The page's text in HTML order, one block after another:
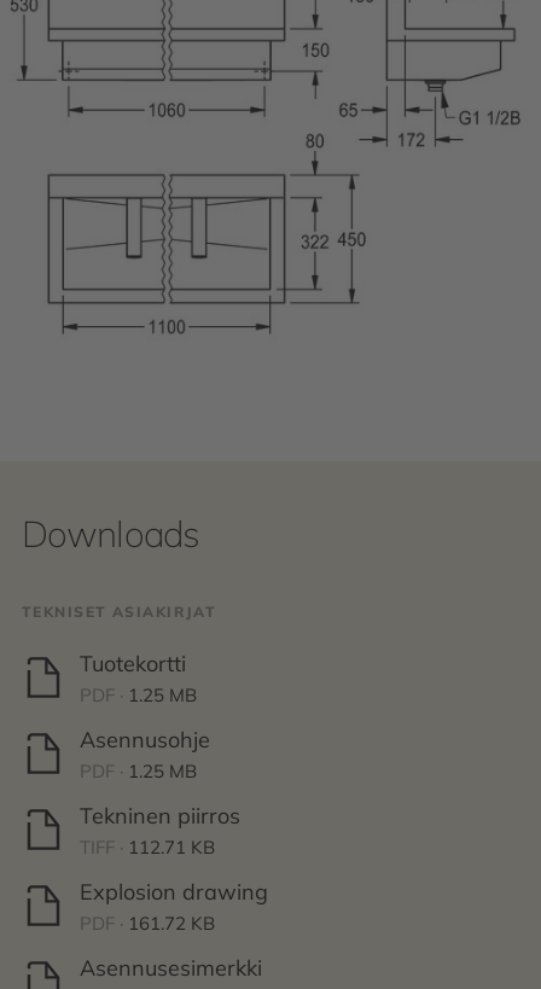
Downloads
TEKNISET ASIAKIRJAT
Tuotekortti
PDF · 1.25 MB
Asennusohje
PDF · 1.25 MB
Tekninen piirros
TIFF · 112.71 KB
Explosion drawing
PDF · 161.72 KB
Asennusesimerkki